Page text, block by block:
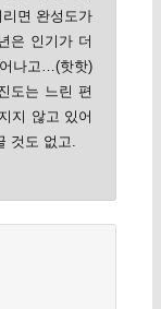
면 완성도가
은 인기가 더
나고…(핫핫)
도는 느린 편
지 않고 있어
것도 없고.